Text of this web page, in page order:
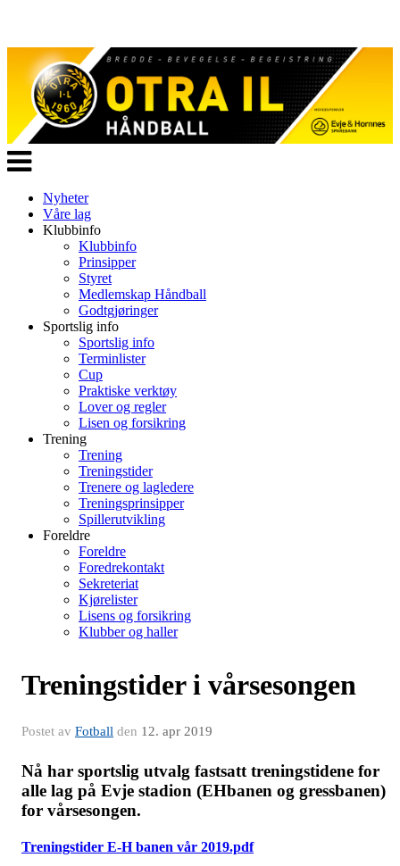
Veksle
navigasjon
Nyheter
Våre lag
Klubbinfo
Klubbinfo
Prinsipper
Styret
Medlemskap Håndball
Godtgjøringer
Sportslig info
Sportslig info
Terminlister
Cup
Praktiske verktøy
Lover og regler
Lisen og forsikring
Trening
Trening
Treningstider
Trenere og lagledere
Treningsprinsipper
Spillerutvikling
Foreldre
Foreldre
Foredrekontakt
Sekreteriat
Kjørelister
Lisens og forsikring
Klubber og haller
Treningstider i vårsesongen
Postet av Fotball den 12. apr 2019
Nå har sportslig utvalg fastsatt treningstidene for
alle lag på Evje stadion (EHbanen og gressbanen)
for vårsesongen.
Treningstider E-H banen vår 2019.pdf